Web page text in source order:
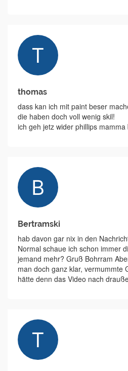
thomas
dass kan ich mit paint beser
die haben doch voll wenig skil!
ich geh jetz wider phillips mamma
Bertramski
hab davon gar nix in den
Normal schaue ich schon immer
jemand mehr? Gruß Bohrram
man doch ganz klar, vermummte
hätte denn das Video nach